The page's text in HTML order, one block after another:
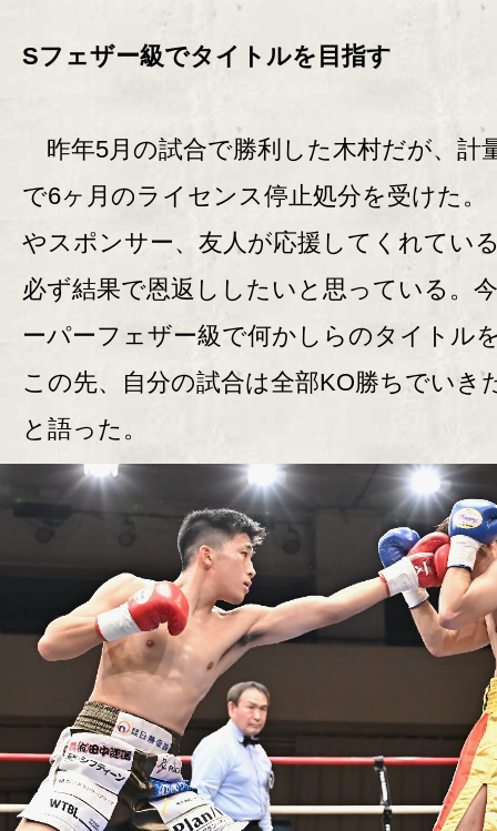
Sフェザー級でタイトルを目指す
昨年5月の試合で勝利した木村だが、計
で6ヶ月のライセンス停止処分を受けた。
やスポンサー、友人が応援してくれてい
必ず結果で恩返ししたいと思っている。
ーパーフェザー級で何かしらのタイトル
この先、自分の試合は全部KO勝ちでいき
と語った。